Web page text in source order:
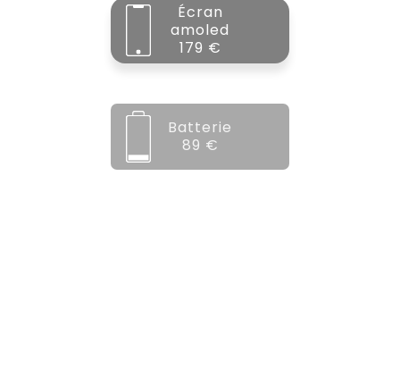
Écran
amoled
179 €
Batterie
89 €